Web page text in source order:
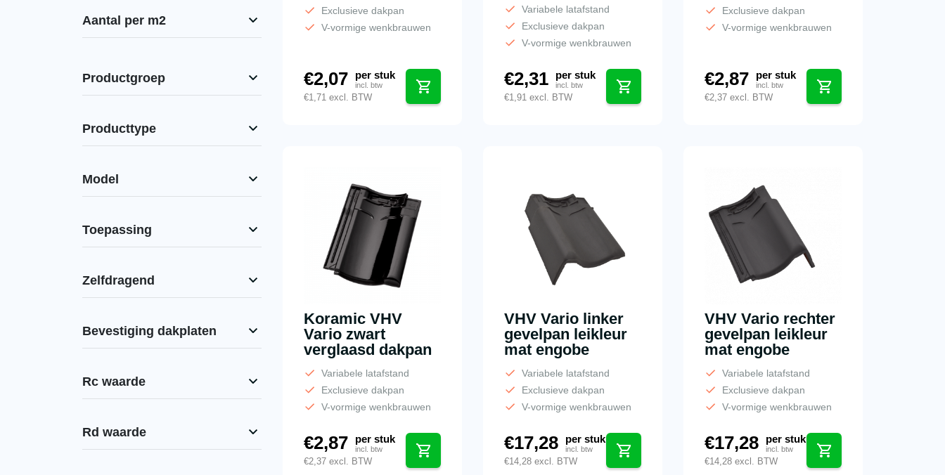
Aantal per m2
Productgroep
Producttype
Model
Toepassing
Zelfdragend
Bevestiging dakplaten
Rc waarde
Rd waarde
Exclusieve dakpan
V-vormige wenkbrauwen
€2,07 per stuk
incl. btw
€1,71 excl. BTW
Variabele latafstand
Exclusieve dakpan
V-vormige wenkbrauwen
€2,31 per stuk
incl. btw
€1,91 excl. BTW
Exclusieve dakpan
V-vormige wenkbrauwen
€2,87 per stuk
incl. btw
€2,37excl. BTW
Koramic VHV
Vario zwart
verglaasd dakpan
Variabele latafstand
Exclusieve dakpan
V-vormige wenkbrauwen
€2,87 per stuk
incl. btw
€2,37 excl. BTW
VHV Vario linker
gevelpan leikleur
mat engobe
Variabele latafstand
Exclusieve dakpan
V-vormige wenkbrauwen
€17,28 per stuk
incl. btw
€14,28excl. BTW
VHV Vario rechter
gevelpan leikleur
mat engobe
Variabele latafstand
Exclusieve dakpan
V-vormige wenkbrauwen
€17,28 per stuk
incl. btw
€14,28excl. BTW